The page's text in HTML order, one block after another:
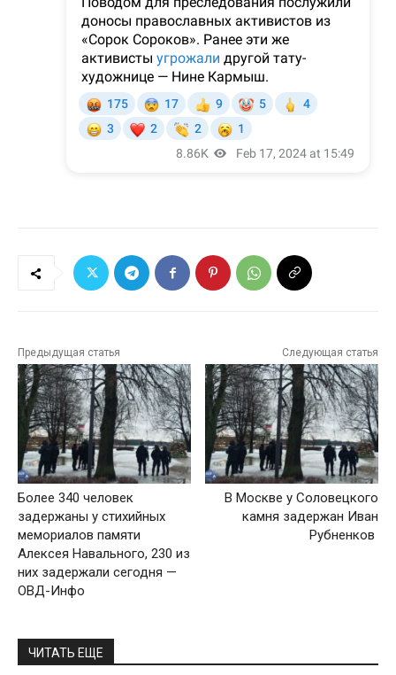
Предыдущая статья
Более 340 человек
задержаны у стихийных
мемориалов памяти
Алексея Навального, 230 из
них задержали сегодня —
ОВД-Инфо
Следующая статья
В Москве у Соловецкого
камня задержан Иван
Рубненков
ЧИТАТЬ ЕЩЕ